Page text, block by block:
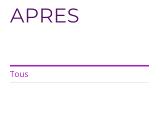
APRES
Tous